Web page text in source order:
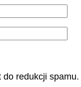
do redukcji spamu.